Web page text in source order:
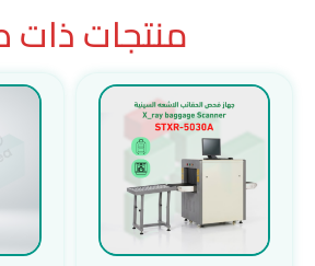
منتجات ذات